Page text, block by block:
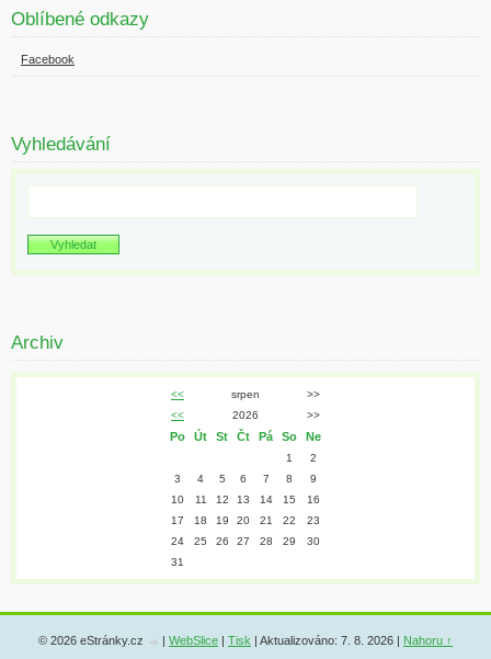
Oblíbené odkazy
Facebook
Vyhledávání
Archiv
<< srpen
>>
<<
2026 >>
Po Út St Čt Pá So Ne
1
2
3
4 5 6 7 8
9
10
11 12 13 14 15
16
17
18 19 20 21 22
23
24
25 26 27 28 29
30
31
© 2026 eStránky.cz | WebSlice | Tisk | Aktualizováno: 7. 8. 2026 | Nahoru ↑